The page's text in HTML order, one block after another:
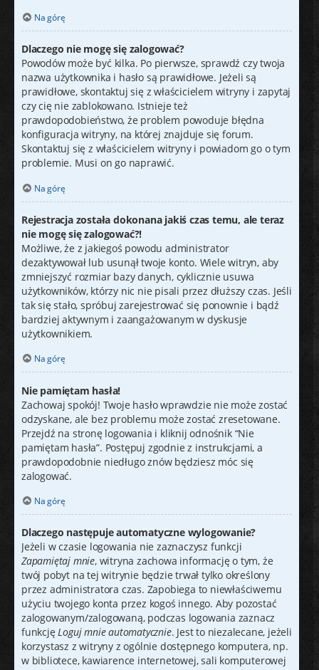
Na górę
Dlaczego nie mogę się zalogować?
Powodów może być kilka. Po pierwsze, sprawdź czy twoja
nazwa użytkownika i hasło są prawidłowe. Jeżeli są
prawidłowe, skontaktuj się z właścicielem witryny i zapytaj
czy cię nie zablokowano. Istnieje też
prawdopodobieństwo, że problem powoduje błędna
konfiguracja witryny, na której znajduje się forum.
Skontaktuj się z właścicielem witryny i powiadom go o tym
problemie. Musi on go naprawić.
Na górę
Rejestracja została dokonana jakiś czas temu, ale teraz
nie mogę się zalogować?!
Możliwe, że z jakiegoś powodu administrator
dezaktywował lub usunął twoje konto. Wiele witryn, aby
zmniejszyć rozmiar bazy danych, cyklicznie usuwa
użytkowników, którzy nic nie pisali przez dłuższy czas. Jeśli
tak się stało, spróbuj zarejestrować się ponownie i bądź
bardziej aktywnym i zaangażowanym w dyskusje
użytkownikiem.
Na górę
Nie pamiętam hasła!
Zachowaj spokój! Twoje hasło wprawdzie nie może zostać
odzyskane, ale bez problemu może zostać zresetowane.
Przejdź na stronę logowania i kliknij odnośnik “Nie
pamiętam hasła”. Postępuj zgodnie z instrukcjami, a
prawdopodobnie niedługo znów będziesz móc się
zalogować.
Na górę
Dlaczego następuje automatyczne wylogowanie?
Jeżeli w czasie logowania nie zaznaczysz funkcji
Zapamiętaj mnie, witryna zachowa informację o tym, że
twój pobyt na tej witrynie będzie trwał tylko określony
przez administratora czas. Zapobiega to niewłaściwemu
użyciu twojego konta przez kogoś innego. Aby pozostać
zalogowanym/zalogowaną, podczas logowania zaznacz
funkcjęLoguj mnie automatycznie. Jest to niezalecane, jeżeli
korzystasz z witryny z ogólnie dostępnego komputera, np.
w bibliotece, kawiarence internetowej, sali komputerowej